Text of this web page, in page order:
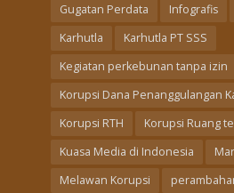
Gugatan Perdata
Infografis
Karhutla
Karhutla PT SSS
Kegiatan perkebunan tanpa izin
Korupsi Dana Penanggulangan
Korupsi RTH
Korupsi Ruang
Kuasa Media di Indonesia
Melawan Korupsi